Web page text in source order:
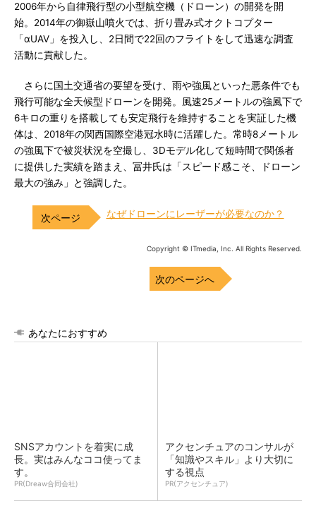
2006年から自律飛行型の小型航空機（ドローン）の開発を開
始。2014年の御嶽山噴火では、折り畳み式オクトコプター
「αUAV」を投入し、2日間で22回のフライトをして迅速な調査
活動に貢献した。
さらに国土交通省の要望を受け、雨や強風といった悪条件でも
飛行可能な全天候型ドローンを開発。風速25メートルの強風下で
6キロの重りを搭載しても安定飛行を維持することを実証した機
体は、2018年の関西国際空港冠水時に活躍した。常時8メートル
の強風下で被災状況を空撮し、3Dモデル化して短時間で関係者
に提供した実績を踏まえ、冨井氏は「スピード感こそ、ドローン
最大の強み」と強調した。
なぜドローンにレーザーが必要なのか？
Copyright © ITmedia, Inc. All Rights Reserved.
次のページへ
あなたにおすすめ
SNSアカウントを着実に成
長。実はみんなココ使ってま
す。
PR(Dreaw合同会社)
アクセンチュアのコンサルが
「知識やスキル」より大切に
する視点
PR(アクセンチュア)